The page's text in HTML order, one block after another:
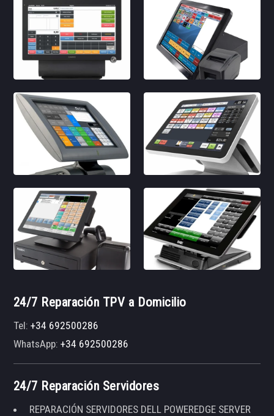
24/7 Reparación TPV a Domicilio
Tel:+34 692500286
WhatsApp:+34 692500286
24/7 Reparación Servidores
REPARACIÓN SERVIDORES DELL POWEREDGE SERVER